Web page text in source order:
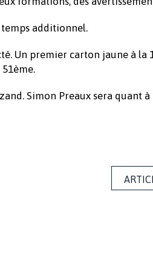
additionnel.
Un premier carton jaune à la
Simon Preaux sera quant